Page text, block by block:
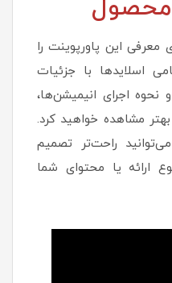
محصول
این پاورپوینت را
اسلایدها با جزئیات
اجرای انیمیشن‌ها،
مشاهده خواهید کرد.
راحت‌تر تصمیم
ارائه یا محتوای شما